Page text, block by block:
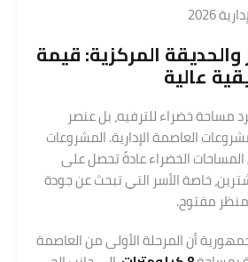
2026
والحديقة المركزية: قيمة
عالية
مساحة خضراء للترفيه، بل عنصر
العاصمة الإدارية. المشروعات
المساحات الخضراء عادةً تحصل على
خاصة الأسر التي تبحث عن جودة
مفتوح.
أن المرحلة الأولى من العاصمة